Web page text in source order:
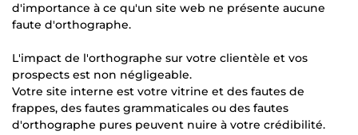
d'importance à ce qu'un site web ne présente aucune
faute d'orthographe.
L'impact de l'orthographe sur votre clientèle et vos
prospects est non négligeable.
Votre site interne est votre vitrine et des fautes de
frappes, des fautes grammaticales ou des fautes
d'orthographe pures peuvent nuire à votre crédibilité.